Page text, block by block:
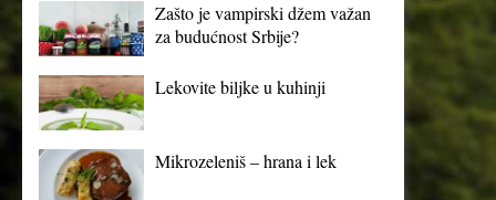
Zašto je vampirski džem važan
za budućnost Srbije?
Lekovite biljke u kuhinji
Mikrozeleniš – hrana i lek